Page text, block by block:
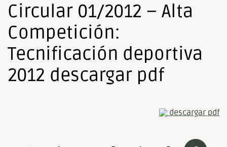
Circular 01/2012 – Alta
Competición:
Tecnificación deportiva
2012 descargar pdf
descargar pdf